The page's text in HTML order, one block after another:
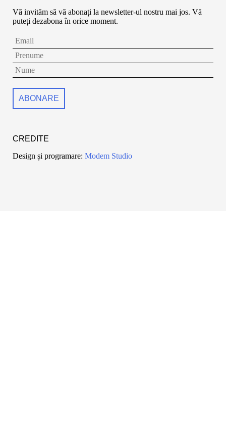
Vă invităm să vă abonați la newsletter-ul nostru mai jos. Vă
puteți dezabona în orice moment.
CREDITE
Design și programare: Modem Studio